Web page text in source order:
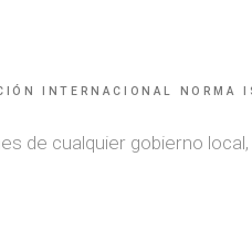
INTERNACIONAL
de cualquier gobierno